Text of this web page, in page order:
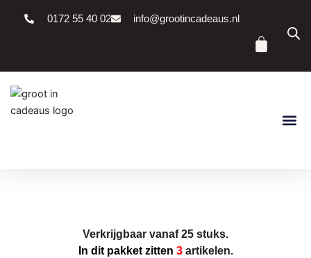
0172 55 40 02 info@grootincadeaus.nl
Verkrijgbaar vanaf 25 stuks.
In dit pakket zitten 3 artikelen.